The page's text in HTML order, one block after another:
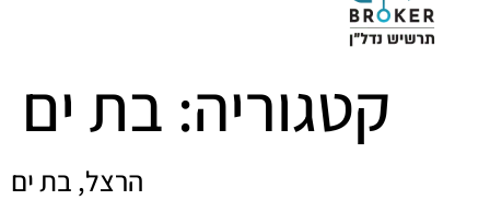
קטגוריה: בת ים
הרצל, בת ים